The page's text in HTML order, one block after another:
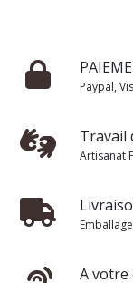
Paypal,
Travail
Artisanat
A votre